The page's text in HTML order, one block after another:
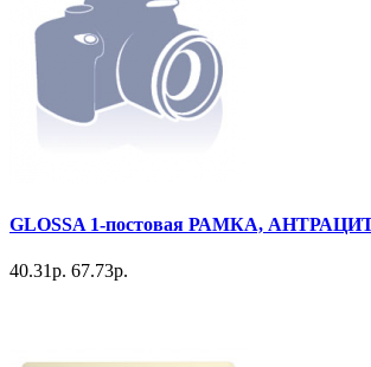
GLOSSA 1-постовая РАМКА,
40.31р. 67.73р.